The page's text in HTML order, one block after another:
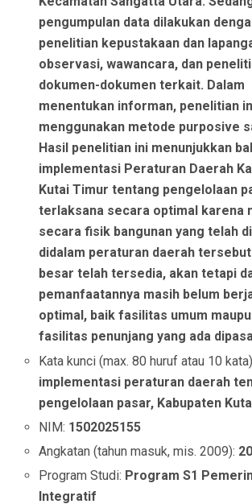
pengumpulan data dilakukan
penelitian kepustakaan dan
observasi, wawancara, dan
dokumen-dokumen terkait. Dalam
menentukan informan, penelitian
menggunakan metode purposive
Hasil penelitian ini menunjukkan
implementasi Peraturan Daerah
Kutai Timur tentang pengelolaan
terlaksana secara optimal karena
secara fisik bangunan yang telah
didalam peraturan daerah
besar telah tersedia, akan tetapi
pemanfaatannya masih belum
optimal, baik fasilitas umum
fasilitas penunjang yang ada
Kata kunci (max. 80 huruf atau 10
implementasi peraturan daerah
pengelolaan pasar, Kabupaten
NIM: 1502025155
Angkatan (tahun masuk, mis. 2009):
Program Studi: Program S1
Integratif